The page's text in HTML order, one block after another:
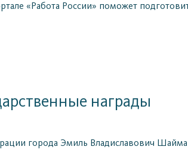
«Работа России» поможет
награды
города Эмиль Владиславович